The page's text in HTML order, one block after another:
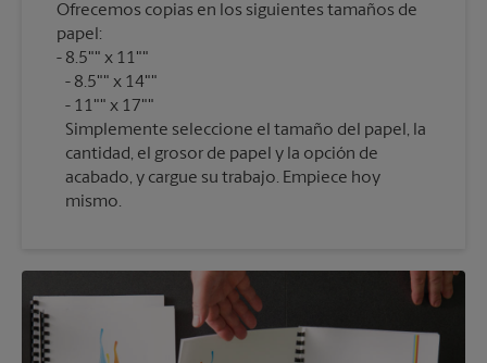
Ofrecemos copias en los siguientes tamaños de
papel:
8.5"" x 11""
8.5"" x 14""
11"" x 17""
Simplemente seleccione el tamaño del papel, la
cantidad, el grosor de papel y la opción de
acabado, y cargue su trabajo. Empiece hoy
mismo.